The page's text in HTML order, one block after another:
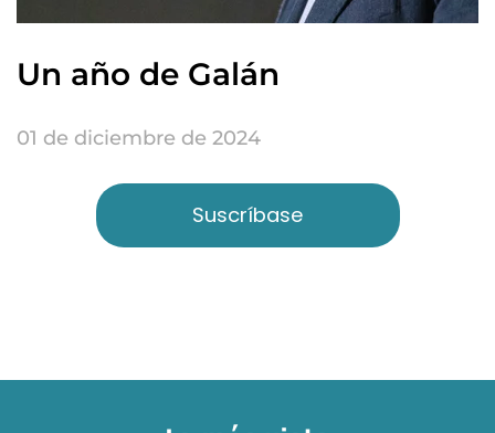
Un año de Galán
01 de diciembre de 2024
Suscríbase